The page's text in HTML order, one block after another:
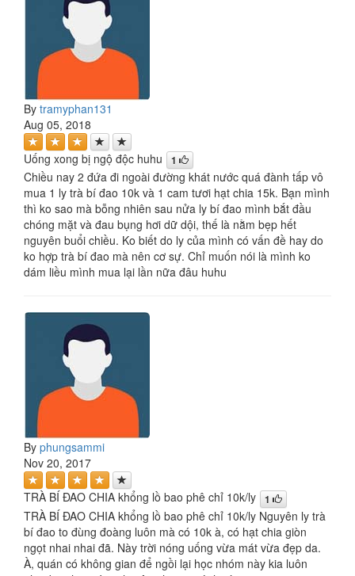
By tramyphan131
Aug 05, 2018
Uống xong bị ngộ độc huhu 1
Chiều nay 2 đứa đi ngoài đường khát nước quá đành tấp vô
mua 1 ly trà bí đao 10k và 1 cam tươi hạt chia 15k. Bạn mình
thì ko sao mà bỗng nhiên sau nửa ly bí đao mình bắt đầu
chóng mặt và đau bụng hơi dữ dội, thế là nằm bẹp hết
nguyên buổi chiều. Ko biết do ly của mình có vấn đề hay do
ko hợp trà bí đao mà nên cơ sự. Chỉ muốn nói là mình ko
dám liều mình mua lại lần nữa đâu huhu
By phungsammi
Nov 20, 2017
TRÀ BÍ ĐAO CHIA khổng lồ bao phê chỉ 10k/ly 1
TRÀ BÍ ĐAO CHIA khổng lồ bao phê chỉ 10k/ly Nguyên ly trà
bí đao to đùng đoàng luôn mà có 10k à, có hạt chia giòn
ngọt nhai nhai đã. Này trời nóng uống vừa mát vừa đẹp da.
À, quán có không gian để ngồi lại học nhóm này kia luôn